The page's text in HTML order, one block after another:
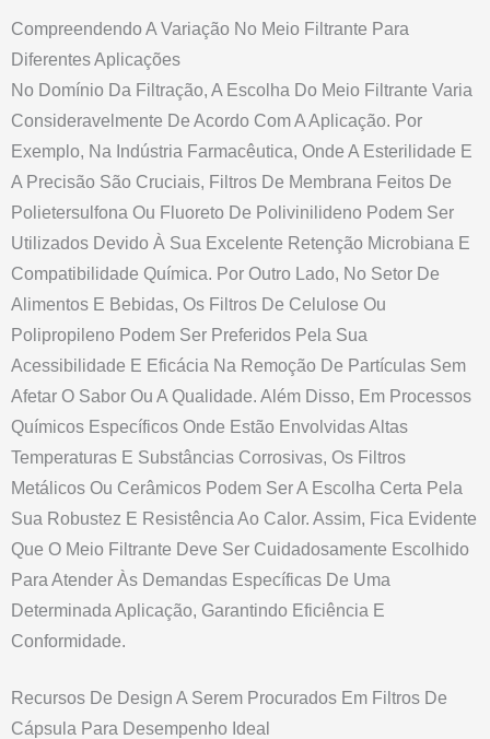
Compreendendo A Variação No Meio Filtrante Para
Diferentes Aplicações
No Domínio Da Filtração, A Escolha Do Meio Filtrante Varia
Consideravelmente De Acordo Com A Aplicação. Por
Exemplo, Na Indústria Farmacêutica, Onde A Esterilidade E
A Precisão São Cruciais, Filtros De Membrana Feitos De
Polietersulfona Ou Fluoreto De Polivinilideno Podem Ser
Utilizados Devido À Sua Excelente Retenção Microbiana E
Compatibilidade Química. Por Outro Lado, No Setor De
Alimentos E Bebidas, Os Filtros De Celulose Ou
Polipropileno Podem Ser Preferidos Pela Sua
Acessibilidade E Eficácia Na Remoção De Partículas Sem
Afetar O Sabor Ou A Qualidade. Além Disso, Em Processos
Químicos Específicos Onde Estão Envolvidas Altas
Temperaturas E Substâncias Corrosivas, Os Filtros
Metálicos Ou Cerâmicos Podem Ser A Escolha Certa Pela
Sua Robustez E Resistência Ao Calor. Assim, Fica Evidente
Que O Meio Filtrante Deve Ser Cuidadosamente Escolhido
Para Atender Às Demandas Específicas De Uma
Determinada Aplicação, Garantindo Eficiência E
Conformidade.
Recursos De Design A Serem Procurados Em Filtros De
Cápsula Para Desempenho Ideal